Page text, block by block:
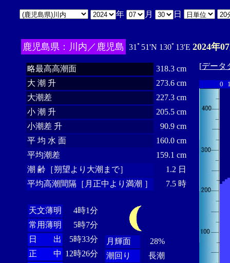
年 月 日
鹿児島県：川内／鹿児島 31ﾟ51'N 130ﾟ13'E 2024年
略最高高潮面
318.3 cm
大 潮 升
273.6 cm
大潮差
227.3 cm
小 潮 升
205.5 cm
小潮差 升
90.9 cm
平 均 水 面
160.0 cm
平均潮差
159.1 cm
潮 齢［朔望より大潮まで］
1.2 日
平均高潮間隔［月正中より満潮 ］
7.5 時
天文薄明
4時1分
常用薄明
5時7分
日 出
5時33分
正 中 12時26分
月輝面
28%
潮回り
長潮
[データ
0